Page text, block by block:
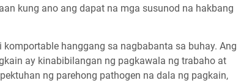
kung ano ang dapat na mga susunod na hakbang
hanggang sa nagbabanta sa buhay. Ang
ay kinabibilangan ng pagkawala ng trabaho at
ng parehong pathogen na dala ng pagkain,